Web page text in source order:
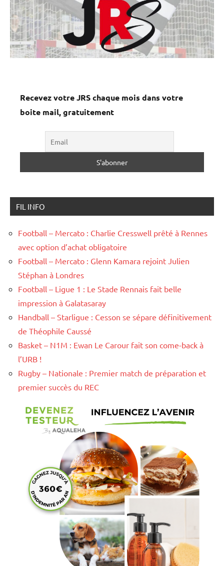
Recevez votre JRS chaque mois dans votre
boite mail, gratuitement
FIL INFO
Football – Mercato : Charlie Cresswell prêté à Rennes
avec option d’achat obligatoire
Football – Mercato : Glenn Kamara rejoint Julien
Stéphan à Londres
Football – Ligue 1 : Le Stade Rennais fait belle
impression à Galatasaray
Handball – Starligue : Cesson se sépare définitivement
de Théophile Caussé
Basket – N1M : Ewan Le Carour fait son come-back à
l’URB !
Rugby – Nationale : Premier match de préparation et
premier succès du REC